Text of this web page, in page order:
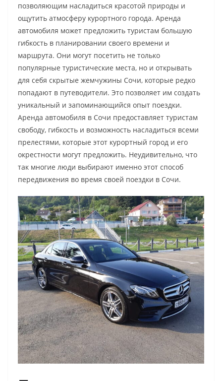
позволяющим насладиться красотой природы и
ощутить атмосферу курортного города. Аренда
автомобиля может предложить туристам большую
гибкость в планировании своего времени и
маршрута. Они могут посетить не только
популярные туристические места, но и открывать
для себя скрытые жемчужины Сочи, которые редко
попадают в путеводители. Это позволяет им создать
уникальный и запоминающийся опыт поездки.
Аренда автомобиля в Сочи предоставляет туристам
свободу, гибкость и возможность насладиться всеми
прелестями, которые этот курортный город и его
окрестности могут предложить. Неудивительно, что
так многие люди выбирают именно этот способ
передвижения во время своей поездки в Сочи.